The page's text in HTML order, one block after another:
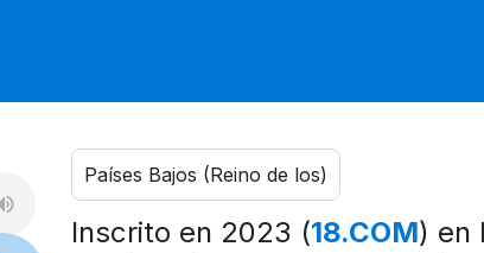
Países Bajos (Reino de los)
Inscrito en 2023 (18.COM) en